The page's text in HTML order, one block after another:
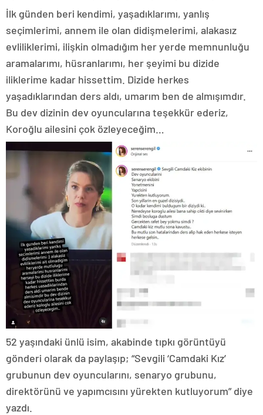
İlk günden beri kendimi, yaşadıklarımı, yanlış
seçimlerimi, annem ile olan didişmelerimi, alakasız
evliliklerimi, ilişkin olmadığım her yerde memnunluğu
aramalarımı, hüsranlarımı, her şeyimi bu dizide
iliklerime kadar hissettim. Dizide herkes
yaşadıklarından ders aldı, umarım ben de almışımdır.
Bu dev dizinin dev oyuncularına teşekkür ederiz,
Koroğlu ailesini çok özleyeceğim…
52 yaşındaki ünlü isim, akabinde tıpkı görüntüyü
gönderi olarak da paylaşıp; “Sevgili ‘Camdaki Kız’
grubunun dev oyuncularını, senaryo grubunu,
direktörünü ve yapımcısını yürekten kutluyorum” diye
yazdı.